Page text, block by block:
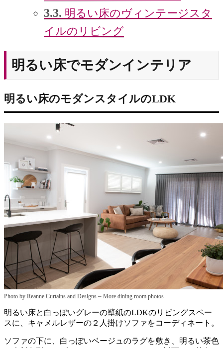
3.3. 明るい床のヴィンテージスタ
イルのリビング
明るい床でモダンインテリア
明るい床のモダンスタイルのLDK
Photo by Reanne Curtains and Designs – More dining room photos
明るい床と白っぽいグレーの壁紙のLDKのリビングスペー
スに、キャメルレザーの２人掛けソファをコーディネート。
ソファの下に、白っぽいベージュのラグを敷き、明るい茶色